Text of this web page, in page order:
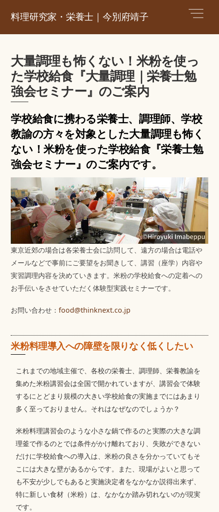
料理研究家・栄養士｜今別府靖子
大量調理も怖くない！米粉を使っ
た学校給食『大量調理｜栄養士勉
強会セミナー』のご案内
学校給食に携わる栄養士、調理師、学校
教諭の方々を対象とした大量調理も怖く
ない！米粉を使った学校給食『栄養士勉
強会セミナー』のご案内です。
東京近郊の場合は各栄養士会に訪問して、遠方の場合は電話や
メールなどで事前にご要望をお聞きして、講習（座学）内容や
実習調理内容を決めていきます。米粉の学校給食への定着への
お手伝いをさせていただく体験型実践セミナーです。
お問い合わせ：food@thinknext.co.jp
米粉料理導入への障壁を限りなく低くしたい
これまでの地域主催で、各校の栄養士、調理師、栄養教諭を
集めた米粉講習会は全国で開かれていますが、講習会で体験
するにとどまり規模の大きい学校給食の実施までにはあまり
多く至っておりません。それはなぜなのでしょうか？
米粉料理講習会のような小さな鍋で作るのと実際の大きな調
理釜で作るのとでは条件がかけ離れており、失敗ができない
だけに学校給食への導入は、米粉の良さを分かっていてもそ
こには大きな壁があるからです。また、現場がよいと思って
も不安が少しでもあると実施決定者をなかなか説得出来ず、
特に新しい食材（米粉）は、なかなか踏み切れないのが現実
です。